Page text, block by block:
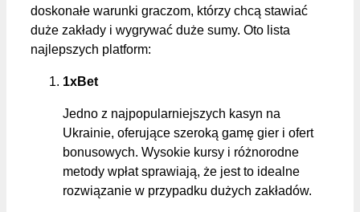
doskonałe warunki graczom, którzy chcą stawiać
duże zakłady i wygrywać duże sumy. Oto lista
najlepszych platform:
1xBet
Jedno z najpopularniejszych kasyn na
Ukrainie, oferujące szeroką gamę gier i ofert
bonusowych. Wysokie kursy i różnorodne
metody wpłat sprawiają, że jest to idealne
rozwiązanie w przypadku dużych zakładów.